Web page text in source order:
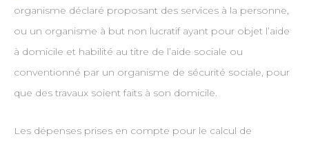
organisme déclaré proposant des services à la personne,
ou un organisme à but non lucratif ayant pour objet l’aide
à domicile et habilité au titre de l’aide sociale ou
conventionné par un organisme de sécurité sociale, pour
que des travaux soient faits à son domicile.
Les dépenses prises en compte pour le calcul de